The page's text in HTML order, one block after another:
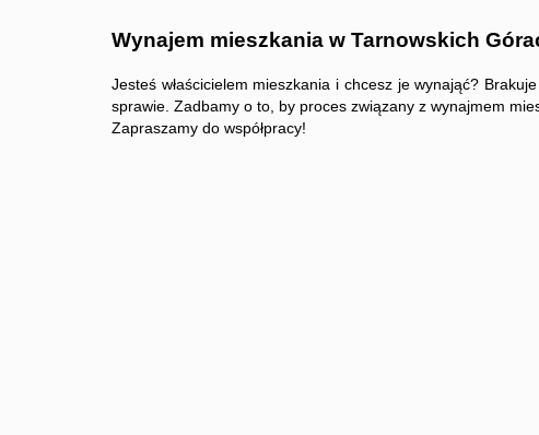
Wynajem mieszkania w Tarnowskich
Jesteś właścicielem mieszkania i chcesz je wynająć?
sprawie. Zadbamy o to, by proces związany z wynajmem
Zapraszamy do współpracy!